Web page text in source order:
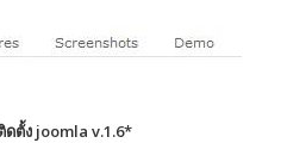
ดตั้ง joomla v.1.6*